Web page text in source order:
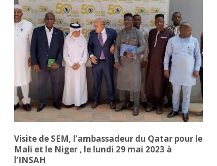
Visite de SEM, l’ambassadeur du Qatar pour le
Mali et le Niger , le lundi 29 mai 2023 à
l’INSAH